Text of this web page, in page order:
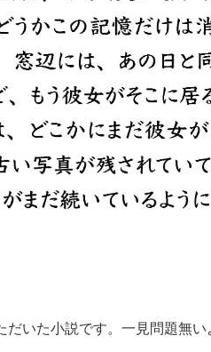
だいた小説です。一見問題無い